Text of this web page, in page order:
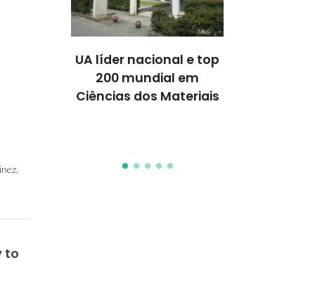
UA líder nacional e top
200 mundial em
Ciências dos Materiais
to